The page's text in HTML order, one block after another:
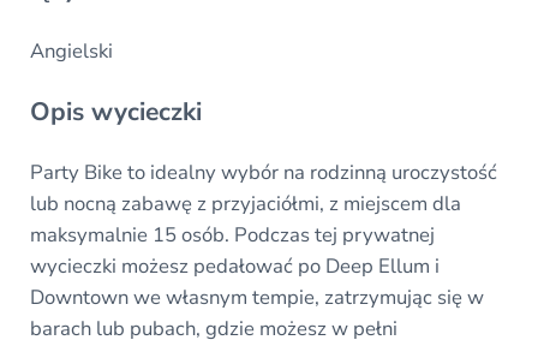
Angielski
Opis wycieczki
Party Bike to idealny wybór na rodzinną uroczystość
lub nocną zabawę z przyjaciółmi, z miejscem dla
maksymalnie 15 osób. Podczas tej prywatnej
wycieczki możesz pedałować po Deep Ellum i
Downtown we własnym tempie, zatrzymując się w
barach lub pubach, gdzie możesz w pełni